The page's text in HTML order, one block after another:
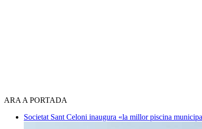
ARA A PORTADA
Societat Sant Celoni inaugura «la millor piscina